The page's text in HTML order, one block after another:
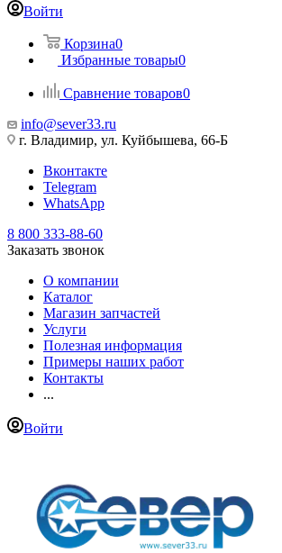
Войти
Корзина0
Избранные товары0
Сравнение товаров0
info@sever33.ru
г. Владимир, ул. Куйбышева, 66-Б
Вконтакте
Telegram
WhatsApp
8 800 333-88-60
Заказать звонок
О компании
Каталог
Магазин запчастей
Услуги
Полезная информация
Примеры наших работ
Контакты
...
Войти